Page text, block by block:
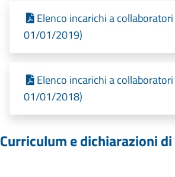
Elenco incarichi a
01/01/2019)
Elenco incarichi a
01/01/2018)
Curriculum e dichiarazioni